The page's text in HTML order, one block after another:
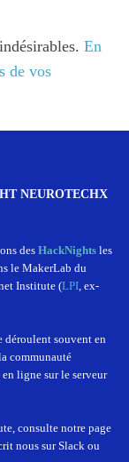
En
de vos
NEUROTECHX
desHackNightsles
le MakerLab du
Institute (LPI, ex-
déroulent souvent en
communauté
ligne sur le serveur
consulte notre page
nous sur Slack ou